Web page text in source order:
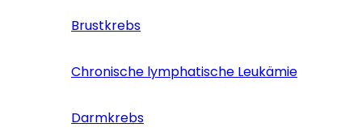
Brustkrebs
Chronische lymphatische Leukämie
Darmkrebs